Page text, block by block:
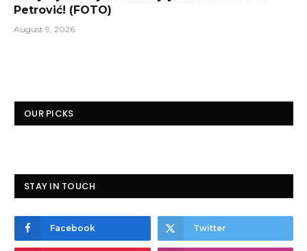
Petrović! (FOTO)
August 9, 2026
OUR PICKS
STAY IN TOUCH
Facebook Twitter